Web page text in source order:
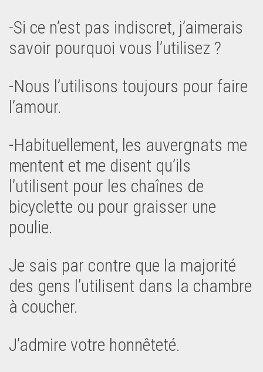
-Si ce n’est pas indiscret, j’aimerais
savoir pourquoi vous l’utilisez ?
-Nous l’utilisons toujours pour faire
l’amour.
-Habituellement, les auvergnats me
mentent et me disent qu’ils
l’utilisent pour les chaînes de
bicyclette ou pour graisser une
poulie.
Je sais par contre que la majorité
des gens l’utilisent dans la chambre
à coucher.
J’admire votre honnêteté.